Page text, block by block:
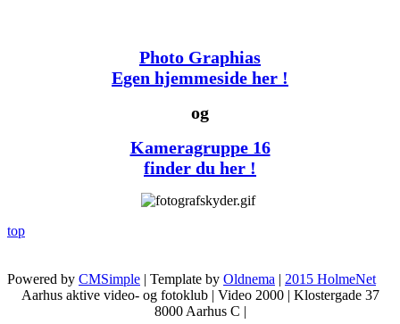
Photo Graphias
Egen hjemmeside her !
og
Kameragruppe 16
finder du her !
top
Powered by CMSimple | Template by Oldnema | 2015 HolmeNet
Aarhus aktive video- og fotoklub | Video 2000 | Klostergade 37
8000 Aarhus C |